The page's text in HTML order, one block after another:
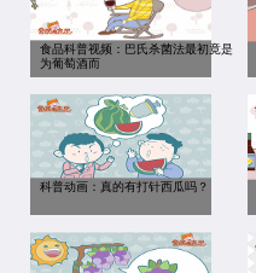
食品科普视频：巴氏杀菌法最初竟是
为葡萄酒而
科普动画：真的有打针西瓜吗？